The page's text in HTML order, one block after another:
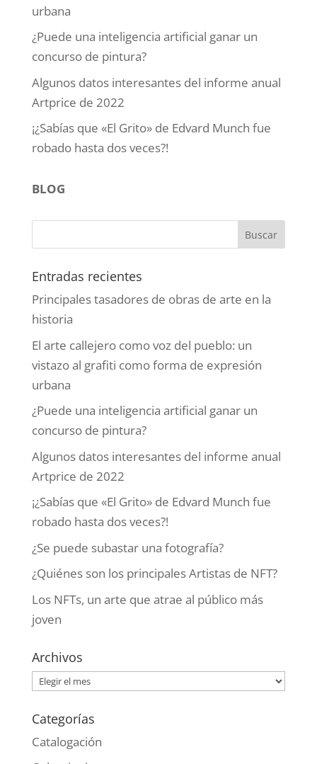
urbana
¿Puede una inteligencia artificial ganar un
concurso de pintura?
Algunos datos interesantes del informe anual
Artprice de 2022
¡¿Sabías que «El Grito» de Edvard Munch fue
robado hasta dos veces?!
BLOG
Entradas recientes
Principales tasadores de obras de arte en la
historia
El arte callejero como voz del pueblo: un
vistazo al grafiti como forma de expresión
urbana
¿Puede una inteligencia artificial ganar un
concurso de pintura?
Algunos datos interesantes del informe anual
Artprice de 2022
¡¿Sabías que «El Grito» de Edvard Munch fue
robado hasta dos veces?!
¿Se puede subastar una fotografía?
¿Quiénes son los principales Artistas de NFT?
Los NFTs, un arte que atrae al público más
joven
Archivos
Archivos
Categorías
Catalogación